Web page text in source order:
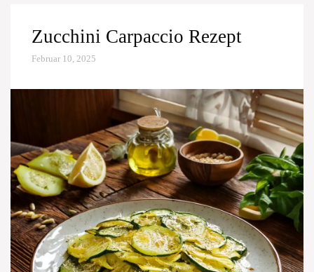
Zucchini Carpaccio Rezept
Februar 10, 2025